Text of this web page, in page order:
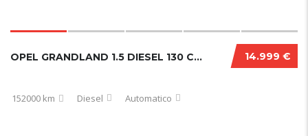
14.999 €
OPEL GRANDLAND 1.5 DIESEL 130 CV ULTIMATE 10/2022
152000 km Diesel Automatico